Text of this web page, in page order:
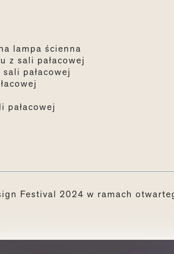
lampa ścienna
z sali pałacowej
pałacowej
pałacowej
Festival 2024 w ramach